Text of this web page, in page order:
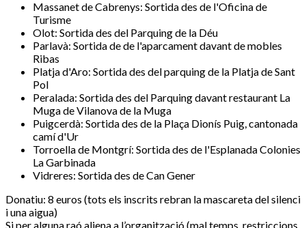
Massanet de Cabrenys: Sortida des de l'Oficina de
Turisme
Olot: Sortida des del Parquing de la Déu
Parlavà: Sortida de de l'aparcament davant de mobles
Ribas
Platja d'Aro: Sortida des del parquing de la Platja de Sant
Pol
Peralada: Sortida des del Parquing davant restaurant La
Muga de Vilanova de la Muga
Puigcerdà: Sortida des de la Plaça Dionís Puig, cantonada
camí d'Ur
Torroella de Montgrí: Sortida des de l'Esplanada Colonies
La Garbinada
Vidreres: Sortida des de Can Gener
Donatiu: 8 euros (tots els inscrits rebran la mascareta del silenci
i una aigua)
Si per alguna raó aliena a l’organització (mal temps, restriccions